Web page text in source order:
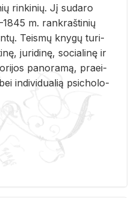
rin­ki­nių. Jį su­da­ro
m. rank­raš­ti­nių
Teis­mų kny­gų tu­ri­
ju­ri­di­nę, so­cia­li­nę ir
pa­no­ra­mą, pra­ei­
in­di­vi­dua­lią psi­cho­lo­